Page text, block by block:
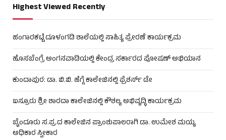
Highest Viewed Recently
ಹಂಗಾರಕಟ್ಟೆ ದೂಳಂಗಡಿ ಶಾಲೆಯಲ್ಲಿ ಸಾಹಿತ್ಯ ಪ್ರೇರಣೆ ಕಾರ್ಯಕ್ರಮ
ಹೊಸಬೆಂಗ್ರೆ ಅಂಗನವಾಡಿಯಲ್ಲಿ ಕೇಂದ್ರ ಸರ್ಕಾರದ ಪೋಷಣ್ ಅಭಿಯಾನ
ಕುಂದಾಪುರ: ಡಾ. ಬಿ.ಬಿ. ಹೆಗ್ಡೆ ಕಾಲೇಜಿನಲ್ಲಿ ಫ್ರೆಶರ್ಸ್ ಡೇ
ಬಸ್ರೂರು ಶ್ರೀ ಶಾರದಾ ಕಾಲೇಜಿನಲ್ಲಿ ಕೌಶಲ್ಯ ಅಭಿವೃದ್ಧಿ ಕಾರ್ಯಕ್ರಮ
ಬೈಂದೂರು ಸ.ಪ್ರ.ದ ಕಾಲೇಜಿನ ಪ್ರಾಂಶುಪಾಲರಾಗಿ ಡಾ. ಉಮೇಶ ಮಯ್ಯ
ಅಧಿಕಾರ ಸ್ವೀಕಾರ